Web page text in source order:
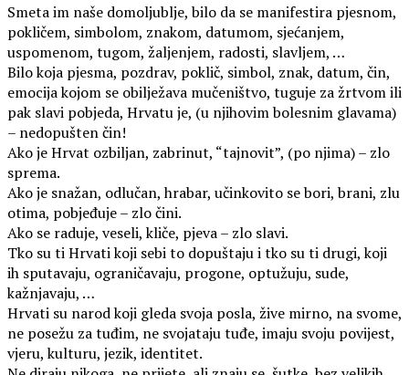
Smeta im naše domoljublje, bilo da se manifestira pjesnom,
pokličem, simbolom, znakom, datumom, sjećanjem,
uspomenom, tugom, žaljenjem, radosti, slavljem, …
Bilo koja pjesma, pozdrav, poklič, simbol, znak, datum, čin,
emocija kojom se obilježava mučeništvo, tuguje za žrtvom ili
pak slavi pobjeda, Hrvatu je, (u njihovim bolesnim glavama)
– nedopušten čin!
Ako je Hrvat ozbiljan, zabrinut, “tajnovit”, (po njima) – zlo
sprema.
Ako je snažan, odlučan, hrabar, učinkovito se bori, brani, zlu
otima, pobjeđuje – zlo čini.
Ako se raduje, veseli, kliče, pjeva – zlo slavi.
Tko su ti Hrvati koji sebi to dopuštaju i tko su ti drugi, koji
ih sputavaju, ograničavaju, progone, optužuju, sude,
kažnjavaju, …
Hrvati su narod koji gleda svoja posla, žive mirno, na svome,
ne posežu za tuđim, ne svojataju tuđe, imaju svoju povijest,
vjeru, kulturu, jezik, identitet.